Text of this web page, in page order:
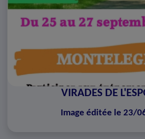
VIRADES DE
Image éditée le 23/